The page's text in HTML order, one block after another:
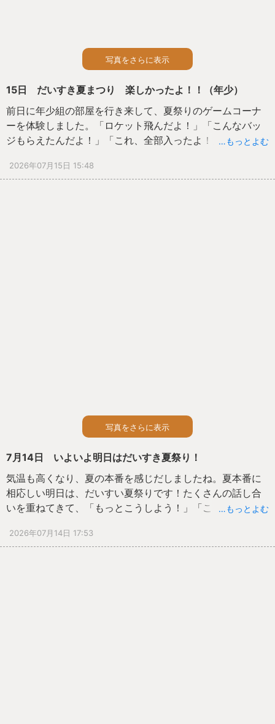
写真をさらに表示
15日 だいすき夏まつり 楽しかったよ！！（年少）
前日に年少組の部屋を行き来して、夏祭りのゲームコーナ
ーを体験しました。「ロケット飛んだよ！」「こんなバッ
ジもらえたんだよ！」「これ、全部入ったよ！」と嬉しそ
ーを回りました。「ヨーヨー風船とったよ」「金魚、なか
…もっとよむ
2026年07月15日 15:48
写真をさらに表示
7月14日 いよいよ明日はだいすき夏祭り！
気温も高くなり、夏の本番を感じだしましたね。夏本番に
相応しい明日は、だいすい夏祭りです！たくさんの話し合
いを重ねてきて、「もっとこうしよう！」「ここ大変だっ
えを出し合ってきました。子どもたちだけではなく、私た
…もっとよむ
2026年07月14日 17:53